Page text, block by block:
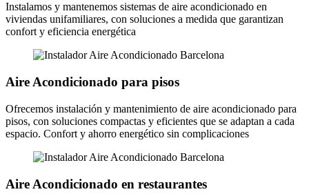
Instalamos y mantenemos sistemas de aire acondicionado en
viviendas unifamiliares, con soluciones a medida que garantizan
confort y eficiencia energética
Aire Acondicionado para pisos
Ofrecemos instalación y mantenimiento de aire acondicionado para
pisos, con soluciones compactas y eficientes que se adaptan a cada
espacio. Confort y ahorro energético sin complicaciones
Aire Acondicionado en restaurantes